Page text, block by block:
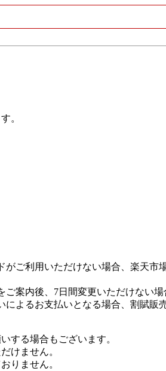
。
ご利用いただけない場合、楽天
案内後、7日間変更いただけない
よるお支払いとなる場合、割賦販
する場合もございます。
けません。
りません。